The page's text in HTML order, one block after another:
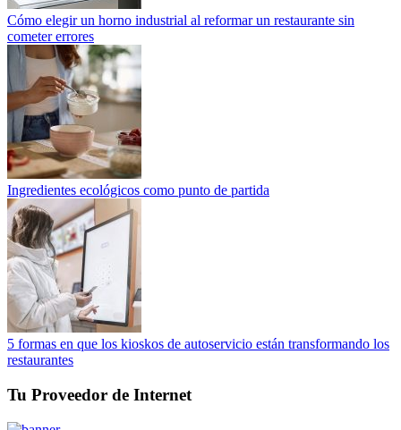
Cómo elegir un horno industrial al reformar un restaurante sin
cometer errores
Ingredientes ecológicos como punto de partida
5 formas en que los kioskos de autoservicio están transformando los
restaurantes
Tu Proveedor de Internet